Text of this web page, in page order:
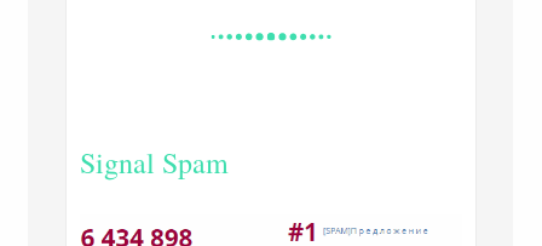
Signal Spam